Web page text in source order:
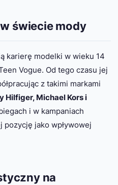
świecie mody
karierę modelki w wieku 14
Vogue. Od tego czasu jej
z takimi markami
Hilfiger, Michael Kors i
i w kampaniach
pozycję jako wpływowej
na